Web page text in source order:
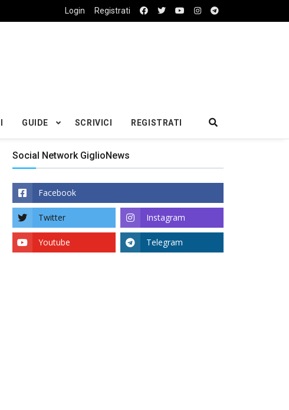
Login Registrati
GUIDE SCRIVICI REGISTRATI
Social Network GiglioNews
Facebook
Twitter Instagram
Youtube Telegram